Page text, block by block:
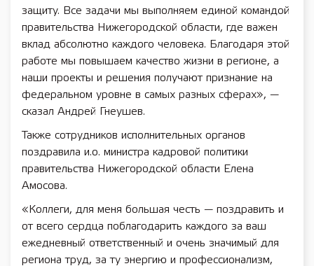
защиту. Все задачи мы выполняем единой командой
правительства Нижегородской области, где важен
вклад абсолютно каждого человека. Благодаря этой
работе мы повышаем качество жизни в регионе, а
наши проекты и решения получают признание на
федеральном уровне в самых разных сферах», —
сказал Андрей Гнеушев.
Также сотрудников исполнительных органов
поздравила и.о. министра кадровой политики
правительства Нижегородской области Елена
Амосова.
«Коллеги, для меня большая честь — поздравить и
от всего сердца поблагодарить каждого за ваш
ежедневный ответственный и очень значимый для
региона труд, за ту энергию и профессионализм,